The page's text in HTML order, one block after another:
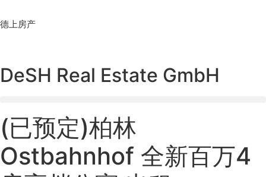
to
德上房产
DeSH Real Estate GmbH
(已预定)柏林
Ostbahnhof 全新百万4